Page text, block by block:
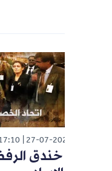
17:10
خندق الرفض